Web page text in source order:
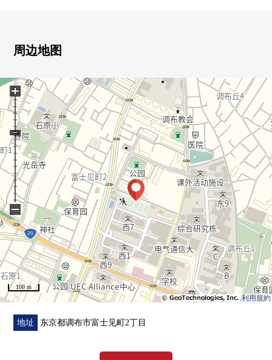
■ 翻新内容(2026年7月)━━━━━━━━・・・・・
○ 浴室交换
○ 洗脸交换
○ 厕所更换
○ 水周围地板张替
○ 地板(张替)
○ 门交换
○ 照明交换
○ 供水、热水供应管更新
○ 热水器交换
○ 全Cross换新
○ 重音Cross
○ 室内清洁
周边地图
利用規約
100 m
+
−
地址 东京都调布市富士见町2丁目